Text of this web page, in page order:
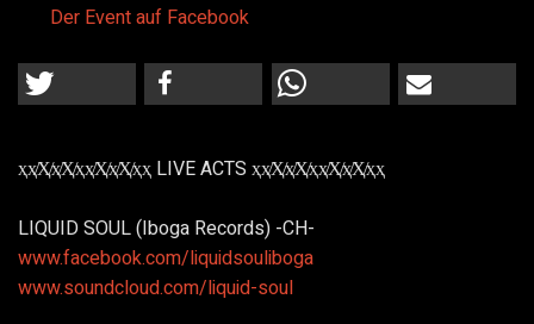
Der Event auf Facebook
ҳҳ̸Ҳ̸ҳ̸Ҳ̸ҳҳ̸Ҳ̸ҳ̸Ҳ̸ҳҳ LIVE ACTS ҳҳ̸Ҳ̸ҳ̸Ҳ̸ҳҳ̸Ҳ̸ҳ̸Ҳ̸ҳҳ
LIQUID SOUL (Iboga Records) -CH-
www.facebook.com/liquidsouliboga
www.soundcloud.com/liquid-soul